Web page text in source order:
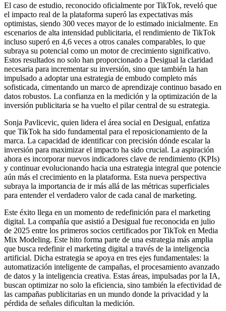
El caso de estudio, reconocido oficialmente por TikTok, reveló que
el impacto real de la plataforma superó las expectativas más
optimistas, siendo 300 veces mayor de lo estimado inicialmente. En
escenarios de alta intensidad publicitaria, el rendimiento de TikTok
incluso superó en 4,6 veces a otros canales comparables, lo que
subraya su potencial como un motor de crecimiento significativo.
Estos resultados no solo han proporcionado a Desigual la claridad
necesaria para incrementar su inversión, sino que también la han
impulsado a adoptar una estrategia de embudo completo más
sofisticada, cimentando un marco de aprendizaje continuo basado en
datos robustos. La confianza en la medición y la optimización de la
inversión publicitaria se ha vuelto el pilar central de su estrategia.
Sonja Pavlicevic, quien lidera el área social en Desigual, enfatiza
que TikTok ha sido fundamental para el reposicionamiento de la
marca. La capacidad de identificar con precisión dónde escalar la
inversión para maximizar el impacto ha sido crucial. La aspiración
ahora es incorporar nuevos indicadores clave de rendimiento (KPIs)
y continuar evolucionando hacia una estrategia integral que potencie
aún más el crecimiento en la plataforma. Esta nueva perspectiva
subraya la importancia de ir más allá de las métricas superficiales
para entender el verdadero valor de cada canal de marketing.
Este éxito llega en un momento de redefinición para el marketing
digital. La compañía que asistió a Desigual fue reconocida en julio
de 2025 entre los primeros socios certificados por TikTok en Media
Mix Modeling. Este hito forma parte de una estrategia más amplia
que busca redefinir el marketing digital a través de la inteligencia
artificial. Dicha estrategia se apoya en tres ejes fundamentales: la
automatización inteligente de campañas, el procesamiento avanzado
de datos y la inteligencia creativa. Estas áreas, impulsadas por la IA,
buscan optimizar no solo la eficiencia, sino también la efectividad de
las campañas publicitarias en un mundo donde la privacidad y la
pérdida de señales dificultan la medición.